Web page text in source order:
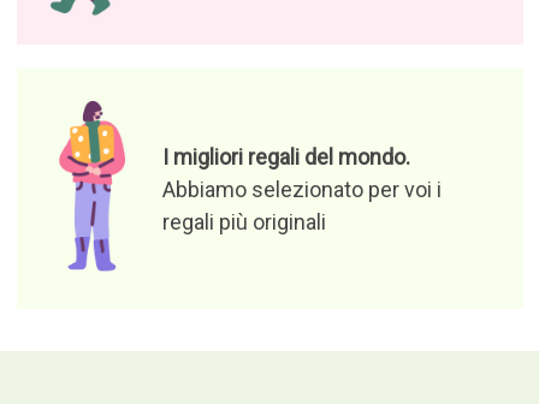
I migliori regali del mondo.
Abbiamo selezionato per voi i
regali più originali